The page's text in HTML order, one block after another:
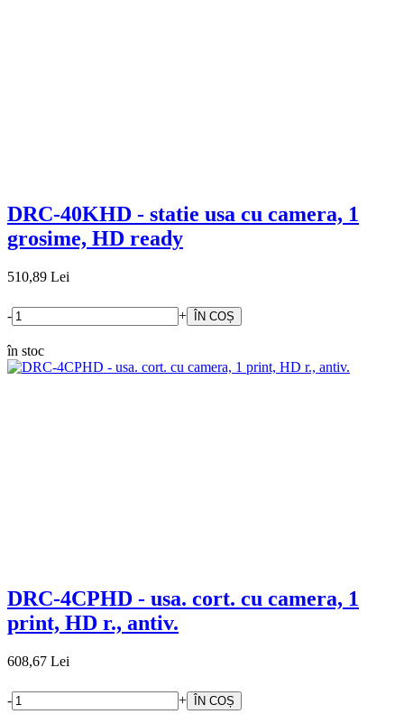
DRC-40KHD - statie usa cu camera, 1
grosime, HD ready
510,89 Lei
- +
în stoc
DRC-4CPHD - usa. cort. cu camera, 1
print, HD r., antiv.
608,67 Lei
- +